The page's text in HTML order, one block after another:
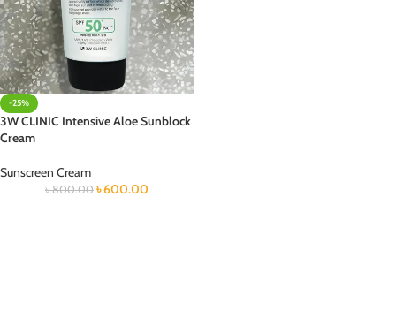
-25%
3W CLINIC Intensive Aloe Sunblock
Cream
Sunscreen Cream
৳800.00 ৳600.00